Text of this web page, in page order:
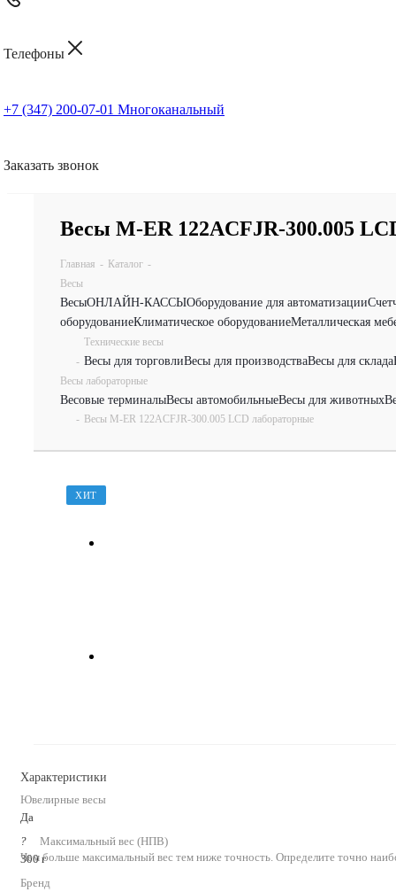
Телефоны
+7 (347) 200-07-01 Многоканальный
Заказать звонок
Весы M-ER 122АCFJR-300.005
Главная - Каталог -
Весы
ВесыОНЛАЙН-КАССЫОборудование для автоматизации
оборудованиеКлиматическое оборудованиеМеталлическая
-
Технические весы
Весы для торговлиВесы для производстваВесы для склада
Весы лабораторные
Весовые терминалыВесы автомобильныеВесы для животных
- Весы M-ER 122АCFJR-300.005 LСD лабораторные
ХИТ
Характеристики
Ювелирные весы
Да
?
Чем больше максимальный вес тем ниже точность. Определите точно
Максимальный вес (НПВ)
300 г
Бренд